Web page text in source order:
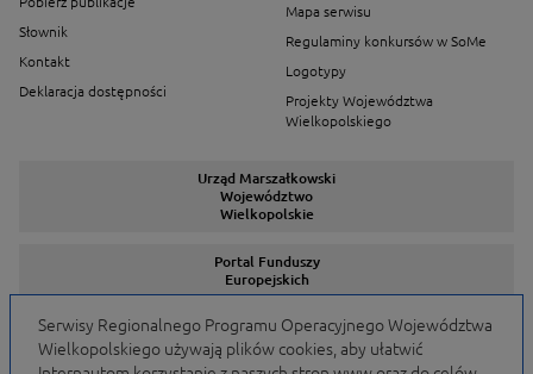
Słownik
Kontakt
Deklaracja dostępności
Mapa serwisu
Regulaminy konkursów w SoMe
Logotypy
Projekty Województwa
Wielkopolskiego
Urząd Marszałkowski
Województwo
Wielkopolskie
Portal Funduszy
Europejskich
Serwisy Programów
Serwisy Regionalnego Programu Operacyjnego Województwa
Wielkopolskiego używają plików cookies, aby ułatwić